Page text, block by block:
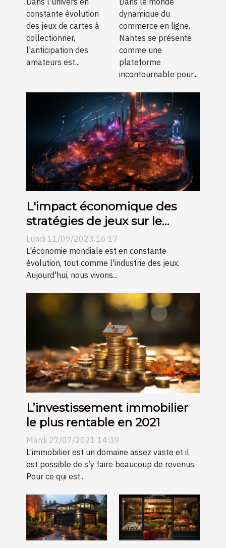
révolutionner
le marché
des jeux de
cartes à
collectionner
constante évolution
des jeux de cartes à
collectionner,
l'anticipation des
amateurs est...
commerce à
Nantes
dynamique du
commerce en ligne,
Nantes se présente
comme une
plateforme
incontournable pour...
L'impact économique des
stratégies de jeux sur le
marché international
Lundi 11/09/2023 16:17
L'économie mondiale est en constante
évolution, tout comme l'industrie des jeux.
Aujourd'hui, nous vivons...
L’investissement immobilier
le plus rentable en 2021
Mardi 27/07/2021 14:39
L’immobilier est un domaine assez vaste et il
est possible de s’y faire beaucoup de revenus.
Pour ce qui est...